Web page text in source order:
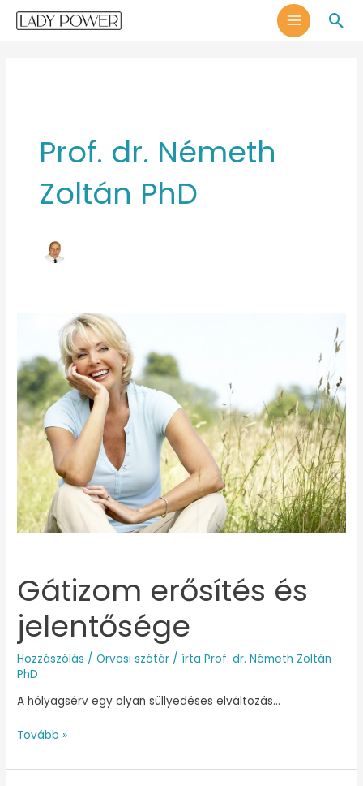
Skip
MAIN
MENU
Prof. dr. Németh
Zoltán PhD
Gátizom erősítés és
jelentősége
Hozzászólás /Orvosi szótár / írta Prof. dr. Németh Zoltán
PhD
A hólyagsérv egy olyan süllyedéses elváltozás…
erősítés
jelentősége
Tovább »